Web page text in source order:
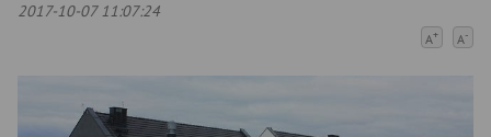
2017-10-07 11:07:24
A+ A-